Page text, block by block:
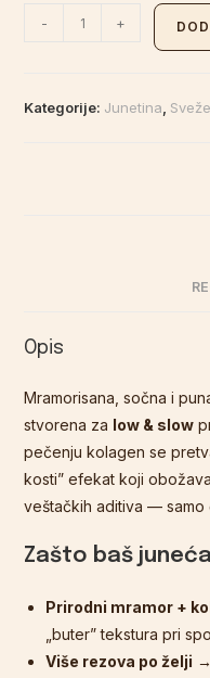
- +
Kategorije: Junetina
Opis
Mramorisana, sočna i
stvorena za low & slow
pečenju kolagen se
kosti” efekat koji
veštačkih aditiva — samo
Zašto baš
Prirodni mramor +
„buter” tekstura pri
Više rezova po želji →